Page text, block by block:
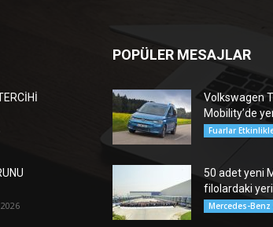
POPÜLER MESAJLAR
Volkswagen
Mobility’de
Fuarlar
50 adet yeni
filolardaki
Mercedes-Benz